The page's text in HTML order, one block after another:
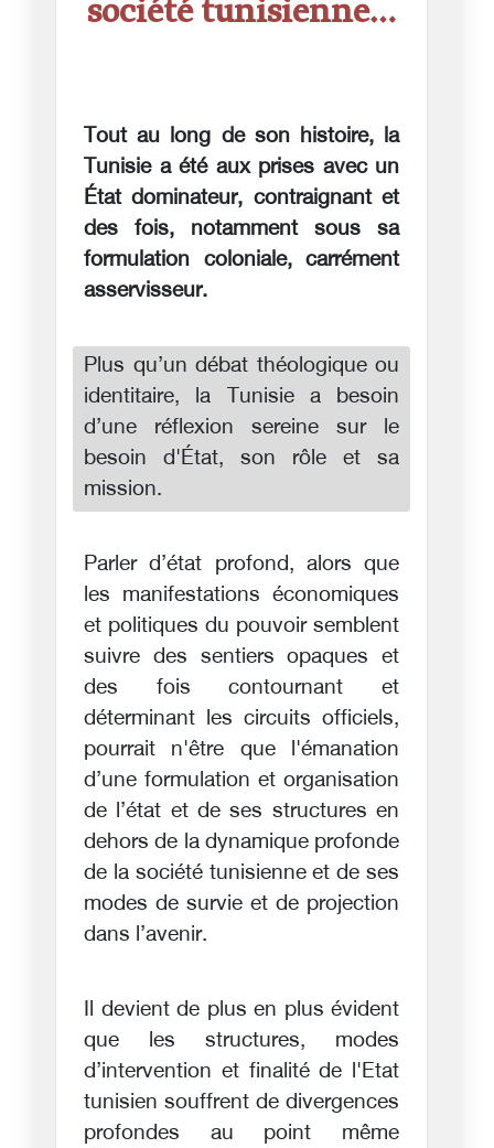
société tunisienne…
Tout au long de son histoire, la
Tunisie a été aux prises avec un
État dominateur, contraignant et
des fois, notamment sous sa
formulation coloniale, carrément
asservisseur.
Plus qu’un débat théologique ou
identitaire, la Tunisie a besoin
d’une réflexion sereine sur le
besoin d'État, son rôle et sa
mission.
Parler d’état profond, alors que
les manifestations économiques
et politiques du pouvoir semblent
suivre des sentiers opaques et
des fois contournant et
déterminant les circuits officiels,
pourrait n'être que l'émanation
d’une formulation et organisation
de l’état et de ses structures en
dehors de la dynamique profonde
de la société tunisienne et de ses
modes de survie et de projection
dans l’avenir.
Il devient de plus en plus évident
que les structures, modes
d’intervention et finalité de l'Etat
tunisien souffrent de divergences
profondes au point même